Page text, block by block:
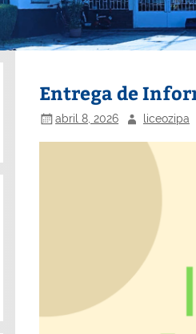
Entrega de
abril 8, 2026 liceozipa